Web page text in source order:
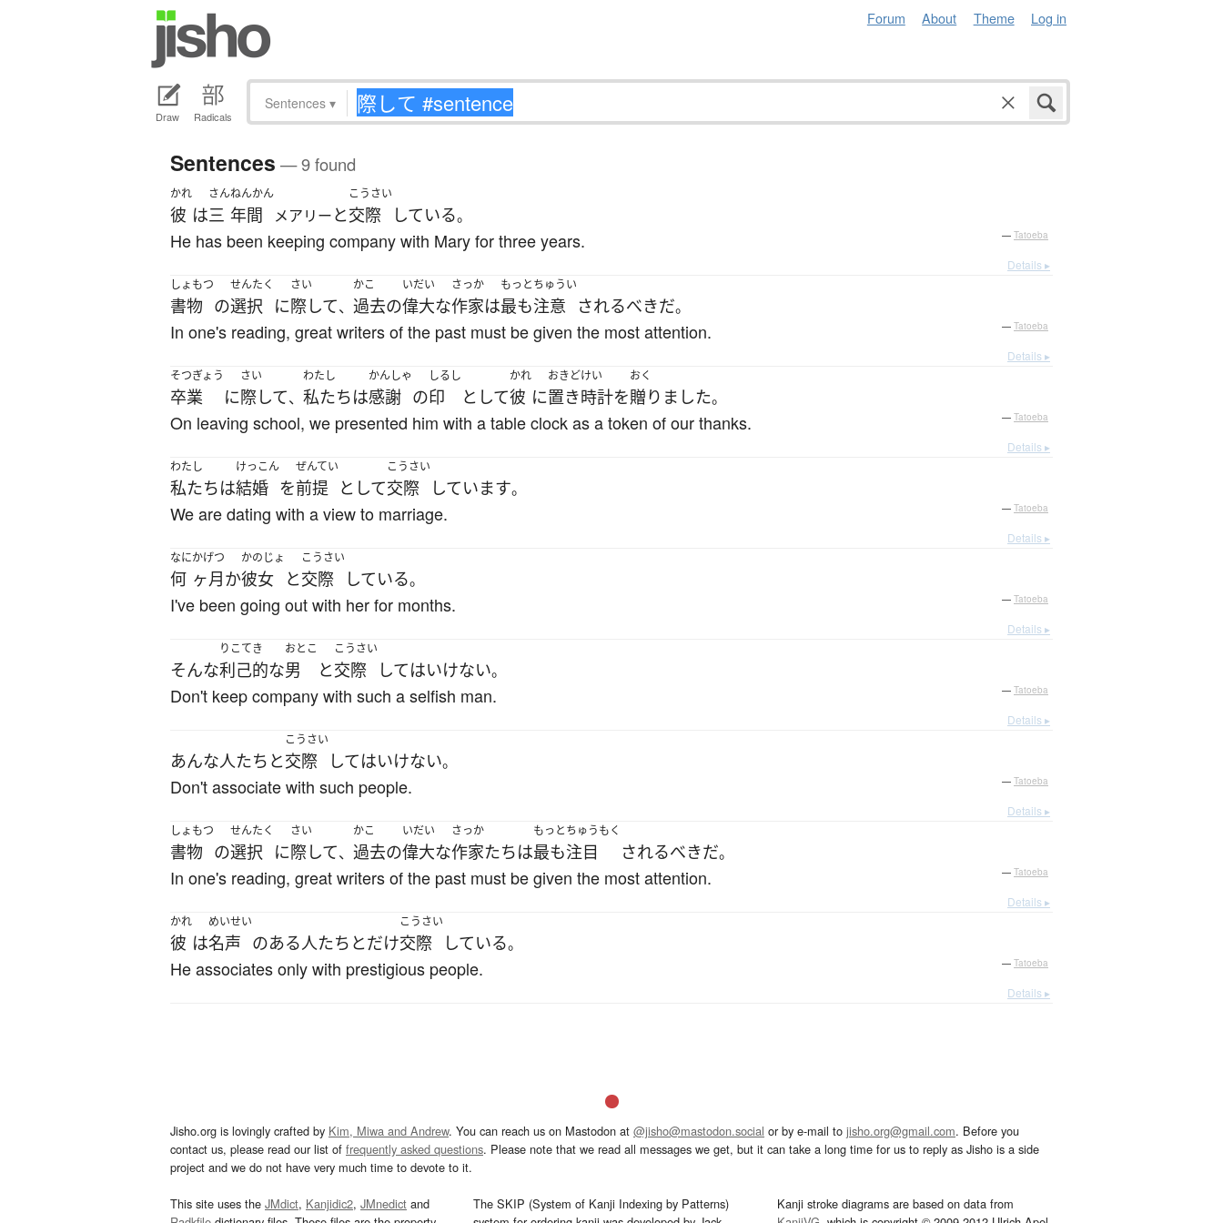
Forum About Theme Log in
Draw Radicals
Sentences ▾
Sentences — 9 found
かれ
彼 は
さん
三
ねんかん
年間 メアリーと
こうさい
交際 している。
He has been keeping company with Mary for three years. — Tatoeba
Details ▸
しょもつ
書物 の
せんたく
選択 に
さい
際して、
かこ
過去の
いだい
偉大な
さっか
作家は
もっと
最も
ちゅうい
注意 されるべきだ。
In one's reading, great writers of the past must be given the most attention. — Tatoeba
Details ▸
そつぎょう
卒業 に
さい
際して、
わたし
私たちは
かんしゃ
感謝 の
しるし
印 として
かれ
彼 に
おきどけい
置き時計を
おく
贈りました。
On leaving school, we presented him with a table clock as a token of our thanks. — Tatoeba
Details ▸
わたし
私たちは
けっこん
結婚 を
ぜんてい
前提 として
こうさい
交際 しています。
We are dating with a view to marriage. — Tatoeba
Details ▸
なに
何
かげつ
ヶ月か
かのじょ
彼女 と
こうさい
交際 している。
I've been going out with her for months. — Tatoeba
Details ▸
そんな
りこてき
利己的な
おとこ
男 と
こうさい
交際 してはいけない。
Don't keep company with such a selfish man. — Tatoeba
Details ▸
あんな人たち と
こうさい
交際 してはいけない。
Don't associate with such people. — Tatoeba
Details ▸
しょもつ
書物 の
せんたく
選択 に
さい
際して、
かこ
過去の
いだい
偉大な
さっか
作家たちは
もっと
最も
ちゅうもく
注目 されるべきだ。
In one's reading, great writers of the past must be given the most attention. — Tatoeba
Details ▸
かれ
彼 は
めいせい
名声 のある人たち とだけ
こうさい
交際 している。
He associates only with prestigious people. — Tatoeba
Details ▸
Jisho.org is lovingly crafted by Kim, Miwa and Andrew. You can reach us on Mastodon at @jisho@mastodon.social or by e-mail to jisho.org@gmail.com. Before you
contact us, please read our list of frequently asked questions. Please note that we read all messages we get, but it can take a long time for us to reply as Jisho is a side
project and we do not have very much time to devote to it.
This site uses the JMdict, Kanjidic2, JMnedict and
The SKIP (System of Kanji Indexing by Patterns)
Kanji stroke diagrams are based on data from